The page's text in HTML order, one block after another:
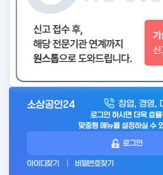
아
소상공인24 창업, 경영,
로그인 하시면 더욱 효율
맞춤형 메뉴를 설정하실 수
로그인
아이디찾기 비밀번호찾기